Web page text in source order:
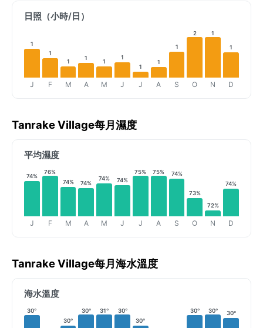
日照（小時/日）
1
J
1
F
1
M
1
A
1
M
1
J
1
J
1
A
1
S
2
O
1
N
1
D
Tanrake Village每月濕度
平均濕度
74%
J
76%
F
74%
M
74%
A
74%
M
74%
J
75%
J
75%
A
74%
S
73%
O
72%
N
74%
D
Tanrake Village每月海水溫度
海水溫度
30°
30°
30° 31° 30°
30°
30° 30° 30°